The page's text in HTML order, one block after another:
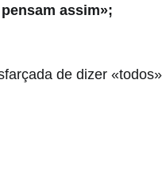
assim»;
de dizer «todos»